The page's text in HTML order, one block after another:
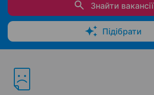
Знайти вакансії
Підібрати